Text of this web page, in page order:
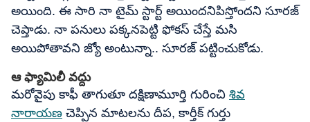
అయింది. ఈ సారి నా టైమ్ స్టార్ట్ అయిందనిపిస్తోందని సూరజ్
చెప్తాడు. నా పనులు పక్కనపెట్టి ఫోకస్ చేస్తే మసి
అయిపోతావని జ్యో అంటున్నా.. సూరజ్ పట్టించుకోడు.
ఆ ఫ్యామిలీ వద్దు
మరోవైపు కాఫీ తాగుతూ దక్షిణామూర్తి గురించి శివ
నారాయణ చెప్పిన మాటలను దీప, కార్తీక్ గుర్తు